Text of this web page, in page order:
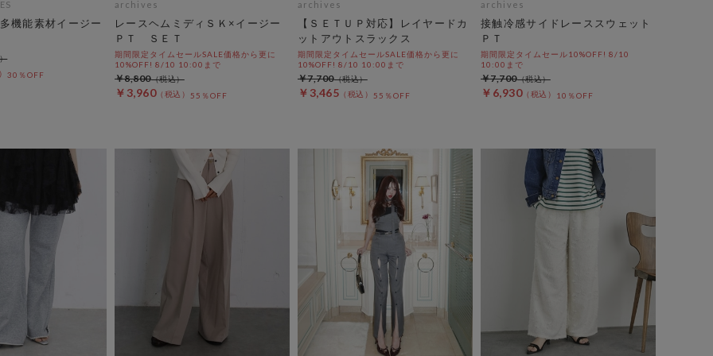
機能素材イージー
30％OFF
archives
レースヘムミディＳＫ×イージー
ＰＴ ＳＥＴ
期間限定タイムセールSALE価格から更に
10%OFF! 8/10 10:00まで
￥3,960 55％OFF
￥8,800
archives
【ＳＥＴＵＰ対応】レイヤードカ
ットアウトスラックス
期間限定タイムセールSALE価格から更に
10%OFF! 8/10 10:00まで
￥3,465 55％OFF
￥7,700
archives
接触冷感サイドレーススウェット
ＰＴ
期間限定タイムセール10%OFF! 8/10
10:00まで
￥6,930 10％OFF
￥7,700